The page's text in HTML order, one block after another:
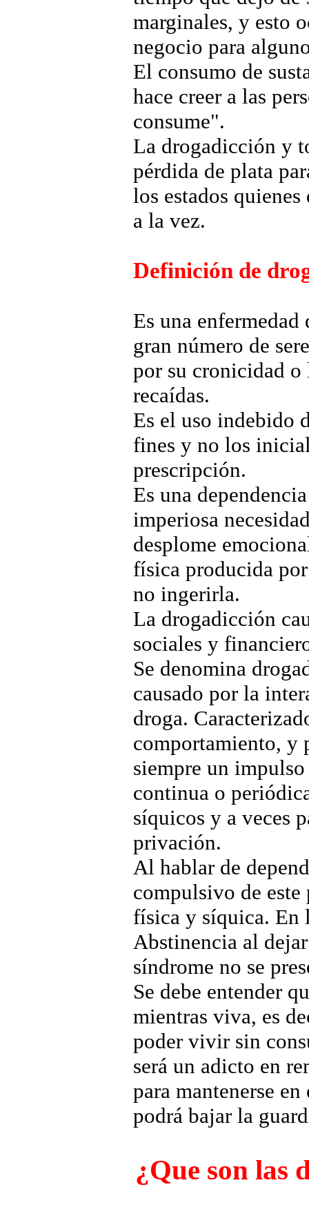
marginales, y esto
negocio para
El consumo de
hace creer a las
consume".
La drogadicción y
pérdida de plata
los estados
a la vez.
Definición de
Es una
gran número de
por su cronicidad o
recaídas.
Es el uso indebido
fines y no los
prescripción.
Es una
imperiosa
desplome
física producida
no ingerirla.
La drogadicción
sociales y
Se denomina
causado por la
droga.
comportamiento, y
siempre un
continua o
síquicos y a veces
privación.
Al hablar de
compulsivo de
física y síquica. En
Abstinencia al
síndrome no se
Se debe entender
mientras viva, es
poder vivir sin
será un adicto en
para mantenerse
podrá bajar la
¿Que son las